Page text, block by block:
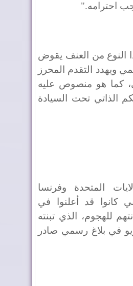
".
النوع من العنف يقوض
ويهدد التقدم المحرز
كما هو منصوص عليه
الذاتي تحت السيادة
المتحدة وفرنسا
كانوا قد أعلنوا في
للهجوم، الذي تبنته
في بلاغ رسمي صادر